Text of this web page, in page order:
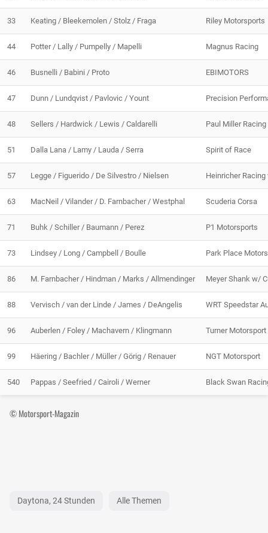
33 Keating / Bleekemolen / Stolz / Fraga Riley Motorsports
44 Potter / Lally / Pumpelly / Mapelli Magnus Racing
46 Busnelli / Babini / Proto EBIMOTORS
47 Dunn / Lundqvist / Pavlovic / Yount Precision
48 Sellers / Hardwick / Lewis / Caldarelli Paul Miller Racing
51 Dalla Lana / Lamy / Lauda / Serra Spirit of Race
57 Legge / Figuerido / De Silvestro / Nielsen Heinricher
63 MacNeil / Vilander / D. Farnbacher / Westphal Scuderia Corsa
71 Buhk / Schiller / Baumann / Perez P1 Motorsports
73 Lindsey / Long / Campbell / Boulle Park Place
86 M. Farnbacher / Hindman / Marks / Allmendinger Meyer Shank w/
88 Vervisch / van der Linde / James / DeAngelis WRT Speedstar
96 Auberlen / Foley / Machavern / Klingmann Turner Motorsport
99 Häering / Bachler / Müller / Görig / Renauer NGT Motorsport
540 Pappas / Seefried / Cairoli / Werner Black Swan
© Motorsport-Magazin
Daytona, 24 Stunden Alle Themen